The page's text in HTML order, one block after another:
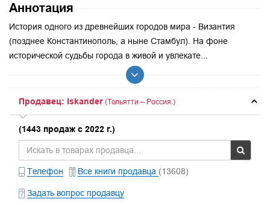
Аннотация
История одного из древнейших городов мира - Византия
(позднее Константинополь, а ныне Стамбул). На фоне
историче­ской судьбы города в живой и увлекате...
Продавец: Iskander (Тольятти – Россия.)
(1443 продаж с 2022 г.)
Телефон Все книги продавца (13608)
Задать вопрос продавцу